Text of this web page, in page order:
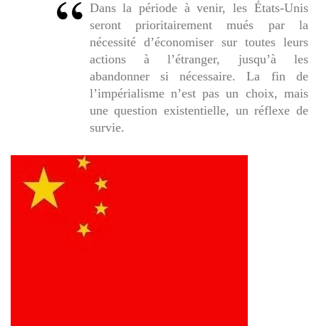
Dans la période à venir, les États-Unis
seront prioritairement mués par la
nécessité d’économiser sur toutes leurs
actions à l’étranger, jusqu’à les
abandonner si nécessaire. La fin de
l’impérialisme n’est pas un choix, mais
une question existentielle, un réflexe de
survie.